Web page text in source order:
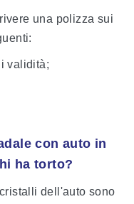
una polizza sui
validità;
con auto in
ha torto?
dell'auto sono